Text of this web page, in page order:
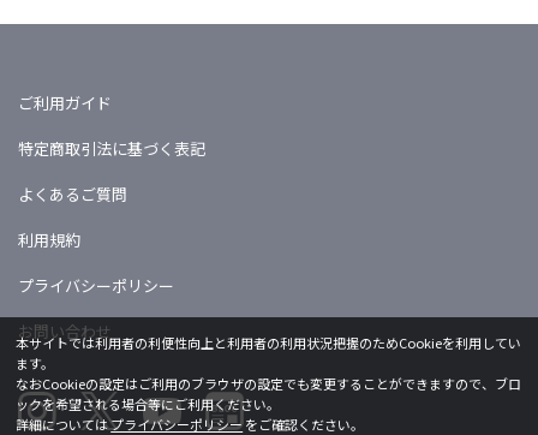
ご利用ガイド
特定商取引法に基づく表記
よくあるご質問
利用規約
プライバシーポリシー
お問い合わせ
本サイトでは利用者の利便性向上と利用者の利用状況把握のためCookieを利用してい
ます。
なおCookieの設定はご利用のブラウザの設定でも変更することができますので、ブロ
ックを希望される場合等にご利用ください。
詳細についてはプライバシーポリシーをご確認ください。